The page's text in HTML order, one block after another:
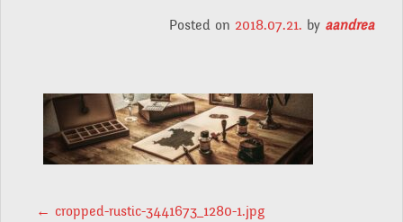
Posted on 2018.07.21. by aandrea
POST NAVIGATION
← cropped-rustic-3441673_1280-1.jpg